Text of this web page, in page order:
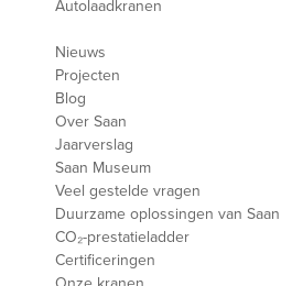
Autolaadkranen
Nieuws
Projecten
Blog
Over Saan
Jaarverslag
Saan Museum
Veel gestelde vragen
Duurzame oplossingen van Saan
CO₂-prestatieladder
Certificeringen